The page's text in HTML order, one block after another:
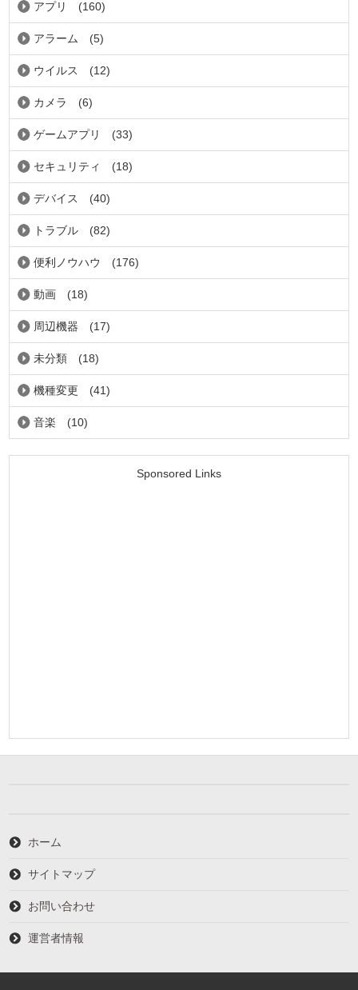
アプリ (160)
アラーム (5)
ウイルス (12)
カメラ (6)
ゲームアプリ (33)
セキュリティ (18)
デバイス (40)
トラブル (82)
便利ノウハウ (176)
動画 (18)
周辺機器 (17)
未分類 (18)
機種変更 (41)
音楽 (10)
Sponsored Links
ホーム
サイトマップ
お問い合わせ
運営者情報